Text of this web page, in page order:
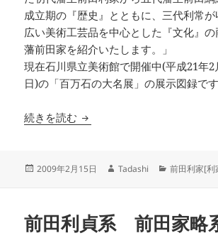
成立期の『歴史』とともに、三代利常
広い美術工芸品を中心とした『文化』
藩前田家を紹介いたします。」
現在石川県立美術館で開催中(平成21年2
日)の「百万石の大名展」の展示図録です
続きを読む 百万石の大名展 前田育徳
投
2009年2月15日
作
Tadashi
カ
ー
前田利家[
前田利貞系 前田家略